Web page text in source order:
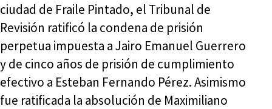
ciudad de Fraile Pintado, el Tribunal de
Revisión ratificó la condena de prisión
perpetua impuesta a Jairo Emanuel Guerrero
y de cinco años de prisión de cumplimiento
efectivo a Esteban Fernando Pérez. Asimismo
fue ratificada la absolución de Maximiliano